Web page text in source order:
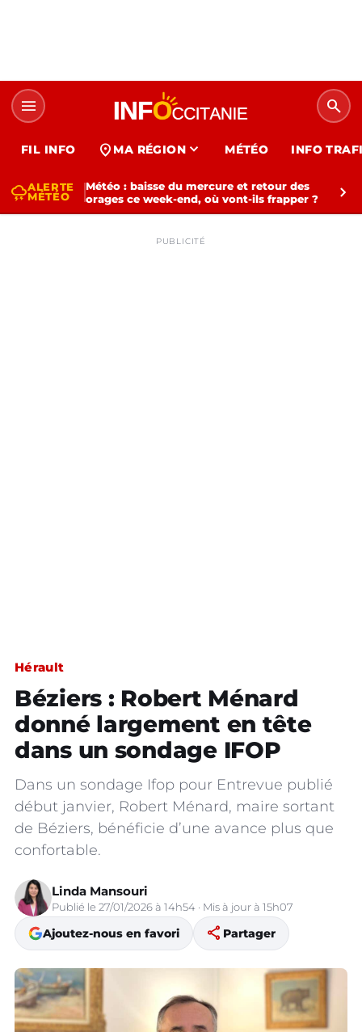
menu search
FIL INFO location_on MA RÉGION expand_more MÉTÉO INFO
thunderstormALERTE
MÉTÉO
Météo : baisse du mercure et retour des
orages ce week-end, où vont-ils frapper ?
chevron_right
PUBLICITÉ
Hérault
Béziers : Robert Ménard
donné largement en tête
dans un sondage IFOP
Dans un sondage Ifop pour Entrevue publié
début janvier, Robert Ménard, maire sortant
de Béziers, bénéficie d’une avance plus que
confortable.
Linda Mansouri
Publié le 27/01/2026 à 14h54 · Mis à jour à 15h07
Ajoutez-nous en favori share Partager